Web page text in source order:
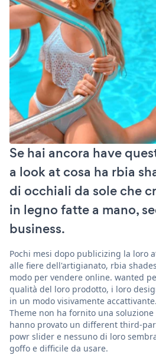
Se hai ancora have
a look at cosa ha rbia
di occhiali da sole che
in legno fatte a mano,
business.
Pochi mesi dopo publicizing la loro
alle fiere dell'artigianato, rbia
modo per vendere online. wanted
qualità del loro prodotto, i loro
in un modo visivamente
Theme non ha fornito una
hanno provato un different third-
powr slider e nessuno di loro
goffo e difficile da usare.